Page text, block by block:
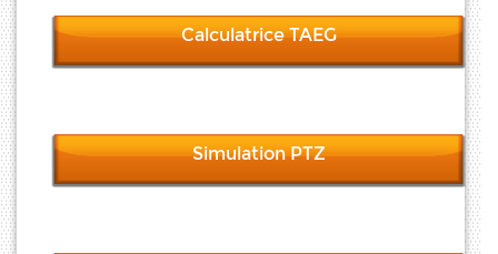
Calculatrice TAEG
Simulation PTZ